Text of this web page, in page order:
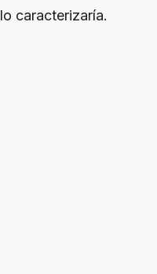
lo caracterizaría.